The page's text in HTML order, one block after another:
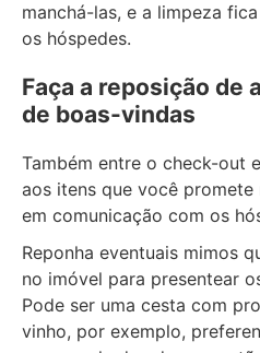
manchá-las, e a limpeza
os hóspedes.
Faça a reposição de
de boas-vindas
Também entre o check-out
aos itens que você
em comunicação com os
Reponha eventuais mimos
no imóvel para presentear
Pode ser uma cesta com
vinho, por exemplo,